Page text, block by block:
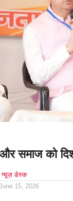
और समाज को
न्यूज़ डेस्क
15, 2026